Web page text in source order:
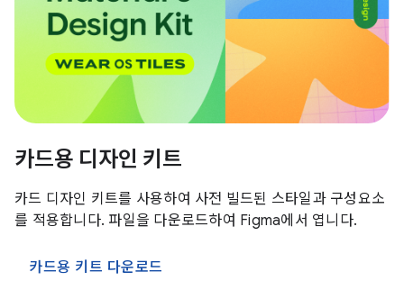
카드용 디자인 키트
카드 디자인 키트를 사용하여 사전 빌드된 스타일과 구성요소
를 적용합니다. 파일을 다운로드하여 Figma에서 엽니다.
카드용 키트 다운로드